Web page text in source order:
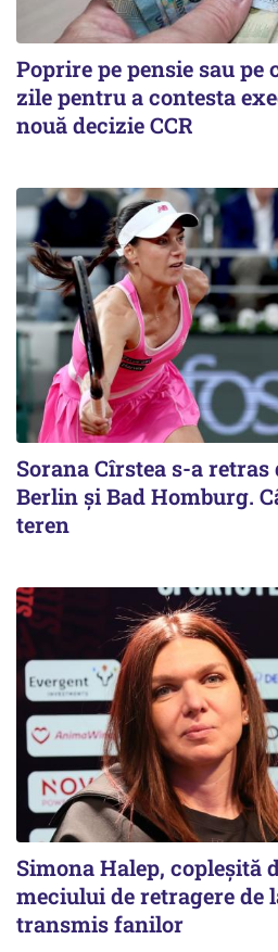
Poprire pe pensie sau pe
zile pentru a contesta
nouă decizie CCR
Sorana Cîrstea s-a retras
Berlin și Bad Homburg.
teren
Simona Halep, copleșită
meciului de retragere de
transmis fanilor